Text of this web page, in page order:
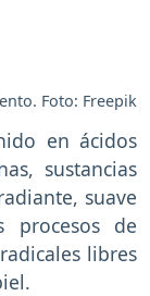
Foto: Freepik
en ácidos
sustancias
suave
procesos de
libres